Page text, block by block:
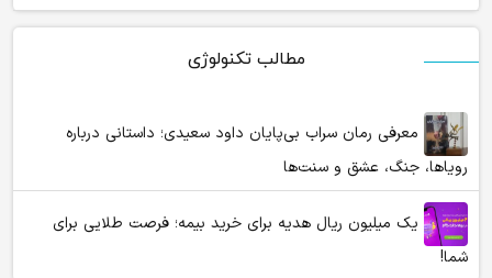
مطالب تکنولوژی
معرفی رمان سراب بی‌پایان داود سعیدی؛ داستانی درباره
رویاها، جنگ، عشق و سنت‌ها
یک میلیون ریال هدیه برای خرید بیمه؛ فرصت طلایی برای
شما!